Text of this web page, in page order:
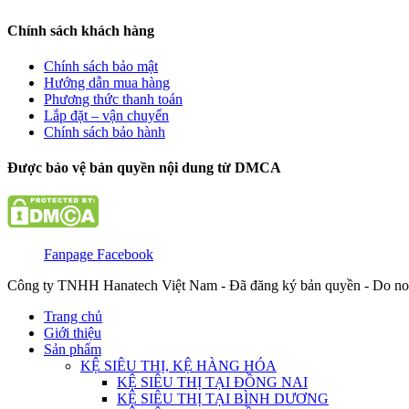
Chính sách khách hàng
Chính sách bảo mật
Hướng dẫn mua hàng
Phương thức thanh toán
Lắp đặt – vận chuyển
Chính sách bảo hành
Được bảo vệ bản quyền nội dung từ DMCA
Fanpage Facebook
Công ty TNHH Hanatech Việt Nam - Đã đăng ký bản quyền - Do
Trang chủ
Giới thiệu
Sản phẩm
KỆ SIÊU THỊ, KỆ HÀNG HÓA
KỆ SIÊU THỊ TẠI ĐỒNG NAI
KỆ SIÊU THỊ TẠI BÌNH DƯƠNG